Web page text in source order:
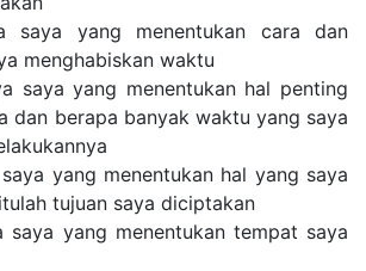
saya yang menentukan cara dan
menghabiskan waktu
saya yang menentukan hal penting
dan berapa banyak waktu yang saya
yang menentukan hal yang saya
tujuan saya diciptakan
saya yang menentukan tempat saya